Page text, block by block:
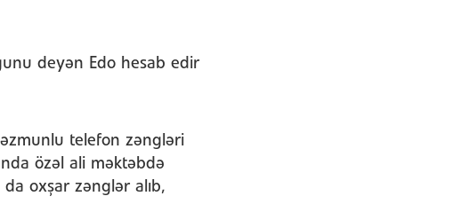
deyən Edo hesab edir
telefon zəngləri
özəl ali məktəbdə
oxşar zənglər alıb,